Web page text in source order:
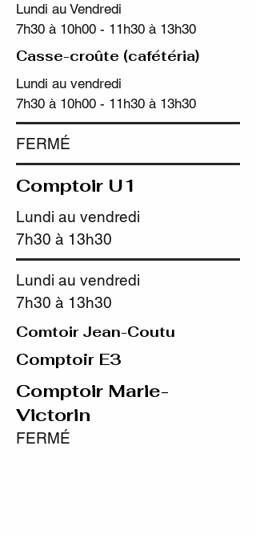
Lundi au Vendredi
7h30 à 10h00 - 11h30 à 13h30
Casse-croûte (cafétéria)
Lundi au vendredi
7h30 à 10h00 - 11h30 à 13h30
FERMÉ
Comptoir U1
Lundi au vendredi
7h30 à 13h30
Lundi au vendredi
7h30 à 13h30
Comtoir Jean-Coutu
Comptoir E3
Comptoir Marie-
Victorin
FERMÉ